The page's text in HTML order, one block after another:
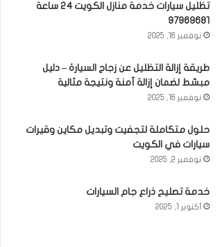
تظليل سيارات خدمة منازل الكويت 24 ساعة
97969681
نوفمبر 16, 2025
طريقة إزالة التظليل عن زجاج السيارة – دليل
مبسّط لضمان إزالة آمنة ونتيجة مثالية
نوفمبر 16, 2025
حلول متكاملة لتجفيت وتبديل مكاين وقيرات
سيارات في الكويت
نوفمبر 2, 2025
خدمة تصليح ذراع جام السيارات
أكتوبر 1, 2025